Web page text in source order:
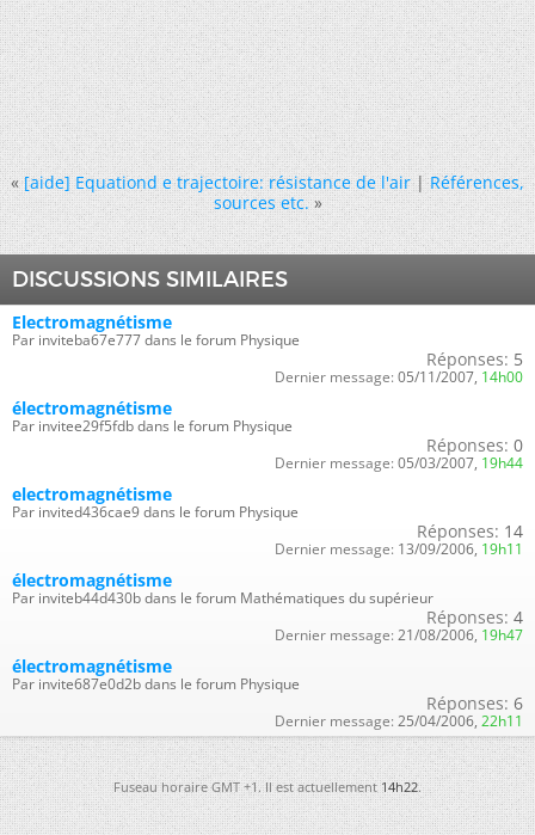
« [aide] Equationd e trajectoire: résistance de l'air|Références,
sources etc. »
DISCUSSIONS SIMILAIRES
Electromagnétisme
Par inviteba67e777 dans le forum Physique
Réponses: 5
Dernier message: 05/11/2007, 14h00
électromagnétisme
Par invitee29f5fdb dans le forum Physique
Réponses: 0
Dernier message: 05/03/2007, 19h44
electromagnétisme
Par invited436cae9 dans le forum Physique
Réponses: 14
Dernier message: 13/09/2006, 19h11
électromagnétisme
Par inviteb44d430b dans le forum Mathématiques du supérieur
Réponses: 4
Dernier message: 21/08/2006, 19h47
électromagnétisme
Par invite687e0d2b dans le forum Physique
Réponses: 6
Dernier message: 25/04/2006, 22h11
Fuseau horaire GMT +1. Il est actuellement14h22.